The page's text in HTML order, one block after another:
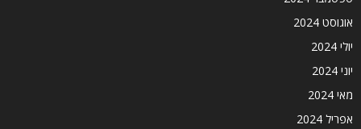
אוגוסט 2024
יולי 2024
יוני 2024
מאי 2024
אפריל 2024